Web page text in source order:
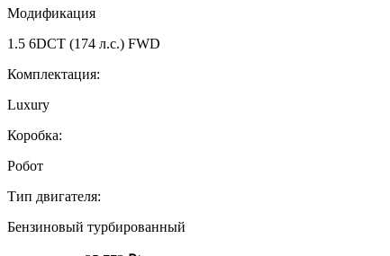
Модификация
1.5 6DCT (174 л.с.) FWD
Комплектация:
Luxury
Коробка:
Робот
Тип двигателя:
Бензиновый турбированный